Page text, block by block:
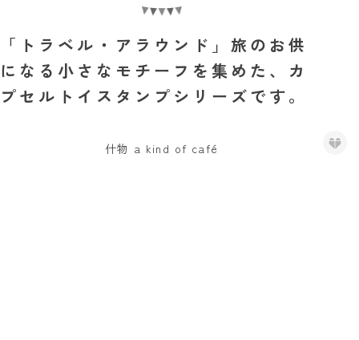
「トラベル・アラウンド」旅のお供
になる小さなモチーフを集めた、カ
プセルトイスタンプシリーズです。
什物 a kind of café